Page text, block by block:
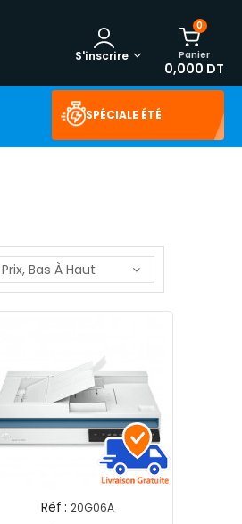
0
Panier
0,000 DT
S'inscrire
SPÉCIALE ÉTÉ
Prix, Bas À Haut
Réf : 20G06A